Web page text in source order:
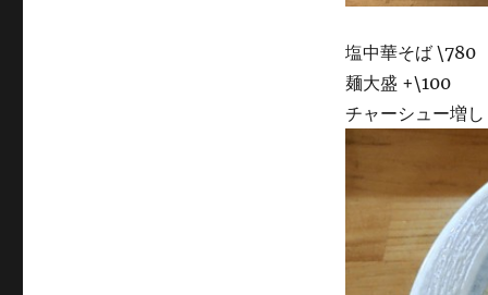
塩中華そば \780
麺大盛 +\100
チャーシュー増